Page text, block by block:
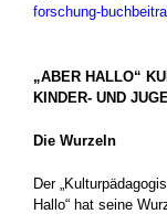
forschung-
„ABER HALLO“
KINDER- ­UND
Die Wurzeln
Der
Hallo“ hat seine